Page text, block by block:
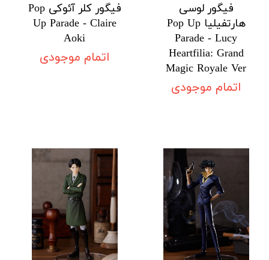
فیگور لوسی
هارتفیلیا Pop Up
Parade - Lucy
Heartfilia: Grand
Magic Royale Ver
اتمام موجودی
فیگور کلر آئوکی Pop
Up Parade - Claire
Aoki
اتمام موجودی